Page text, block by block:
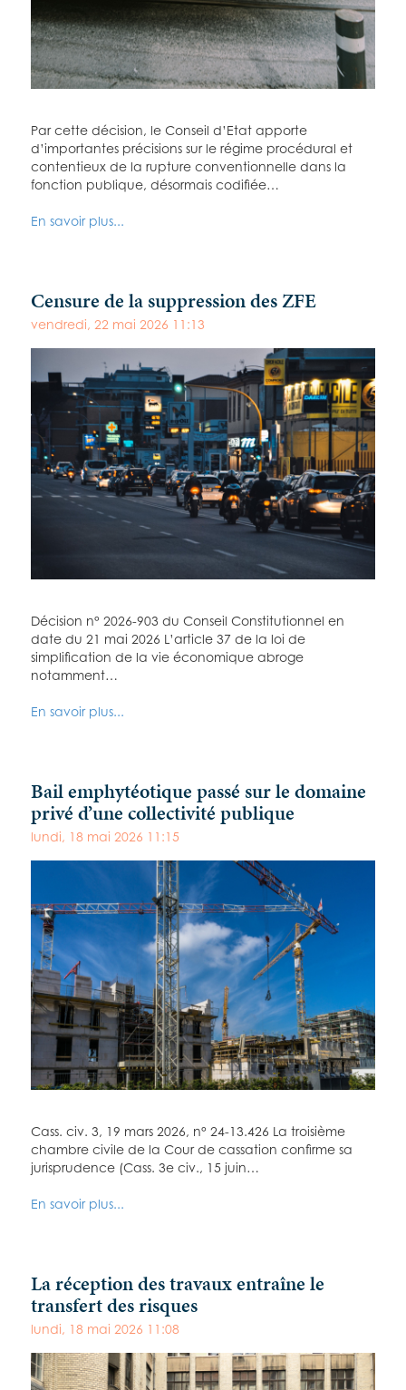
Par cette décision, le Conseil d’Etat apporte
d’importantes précisions sur le régime procédural et
contentieux de la rupture conventionnelle dans la
fonction publique, désormais codifiée…
En savoir plus...
Censure de la suppression des ZFE
vendredi, 22 mai 2026 11:13
Décision n° 2026-903 du Conseil Constitutionnel en
date du 21 mai 2026 L’article 37 de la loi de
simplification de la vie économique abroge
notamment…
En savoir plus...
Bail emphytéotique passé sur le domaine
privé d’une collectivité publique
lundi, 18 mai 2026 11:15
Cass. civ. 3, 19 mars 2026, n° 24-13.426 La troisième
chambre civile de la Cour de cassation confirme sa
jurisprudence (Cass. 3e civ., 15 juin…
En savoir plus...
La réception des travaux entraîne le
transfert des risques
lundi, 18 mai 2026 11:08